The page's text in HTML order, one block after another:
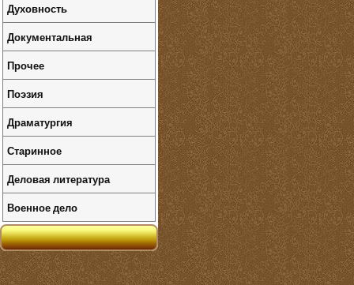
Духовность
Документальная
Прочее
Поэзия
Драматургия
Старинное
Деловая литература
Военное дело